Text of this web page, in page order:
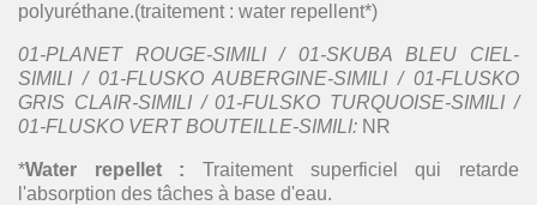
polyuréthane.(traitement : water repellent*)
01-PLANET ROUGE-SIMILI / 01-SKUBA BLEU CIEL-
SIMILI / 01-FLUSKO AUBERGINE-SIMILI / 01-FLUSKO
GRIS CLAIR-SIMILI / 01-FULSKO TURQUOISE-SIMILI /
01-FLUSKO VERT BOUTEILLE-SIMILI: NR
*Water repellet : Traitement superficiel qui retarde
l'absorption des tâches à base d'eau.